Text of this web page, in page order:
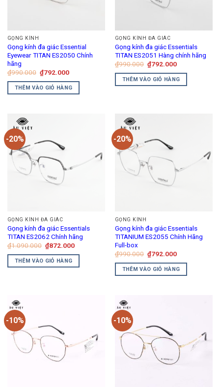
thể
được
chọn
trên
trang
sản
GỌNG KÍNH
Gọng kính đa giác Essential
Eyewear TITAN ES2050 Chính
hãng
₫990.000 Giá
gốc
là:
₫990.000.
₫792.000Giá
tại
là:
THÊM VÀO GIỎ HÀNG
GỌNG KÍNH ĐA GIÁC
Gọng kính đa giác Essentials
TITAN ES2051 Hàng chính hãng
₫990.000 Giá
gốc
là:
₫990.000.
₫792.000Giá
tại
là:
THÊM VÀO GIỎ HÀNG
-20%
GỌNG KÍNH ĐA GIÁC
Gọng kính đa giác Essentials
TITAN ES2062 Chính hãng
₫1.090.000 Giá
gốc
là:
₫1.090.000.
₫872.000Giá
tại
THÊM VÀO GIỎ HÀNG
-20%
GỌNG KÍNH
Gọng kính đa giác Essentials
TITANIUM ES2055 Chính Hãng
Full-box
₫990.000 Giá
gốc
là:
₫990.000.
₫792.000Giá
tại
là:
THÊM VÀO GIỎ HÀNG
-10% -10%